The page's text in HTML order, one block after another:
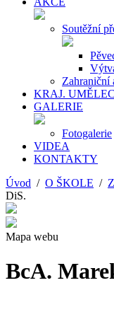
Soutěžní
Zahraniční
KRAJ.
GALERIE
Fotogalerie
VIDEA
KONTAKTY
Úvod / O ŠKOLE /
DiS.
Mapa webu
BcA.